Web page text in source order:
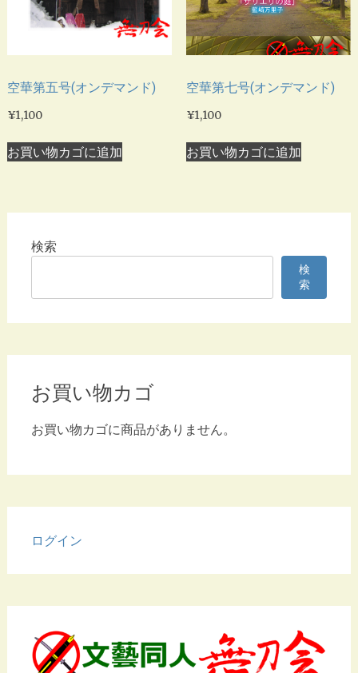
空華第五号(オンデマンド)
¥1,100
お買い物カゴに追加
空華第七号(オンデマンド)
¥1,100
お買い物カゴに追加
検索
検
索
お買い物カゴ
お買い物カゴに商品がありません。
ログイン